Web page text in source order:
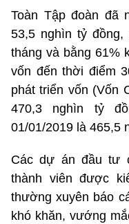
Toàn Tập đoàn đã
53,5 nghìn tỷ
tháng và bằng 61%
vốn đến thời điểm
phát triển vốn (Vốn
470,3 nghìn tỷ
01/01/2019 là 465,5
Các dự án đầu tư
thành viên được
thường xuyên báo
khó khăn, vướng